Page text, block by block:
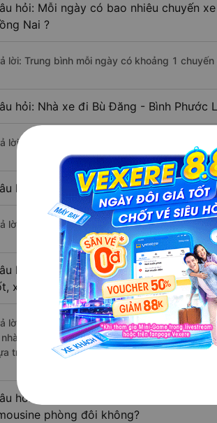
hỏi: Mỗi ngày có bao nhiêu chuyến
Nai ?
lời: Trung bình mỗi ngày có khoảng 1
hỏi: Nhà xe đi Bù Đăng - Bình Phước
lời: Chuyến xe có giờ xuất phát sớm nhất
hỏi: Nhà xe đi Long Khánh - Đồng
lời: Chuyến xe có giờ xuất phát trễ (muộn)
hỏi: Review xe đi Long Khánh -
xuất sắc, cao cấp nhất?
lời: Những hãng xe đi Bù Đăng - Bình
nhà xe Anh Thư (Đắk Nông) đi Long Khánh -
trên 7 đánh giá của khách hàng).
hỏi: Có loại xe Bù Đăng - Bình
phòng đôi không?